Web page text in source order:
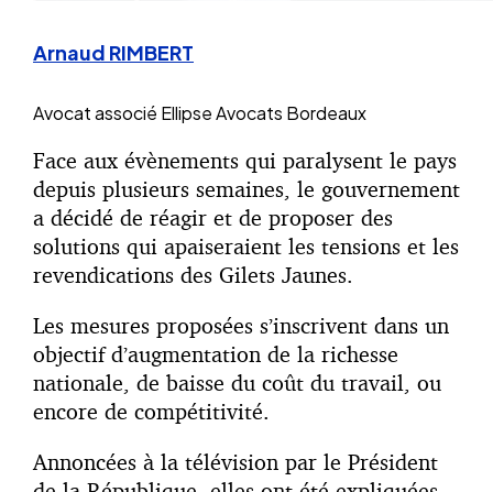
Arnaud RIMBERT
Avocat associé Ellipse Avocats Bordeaux
Face aux évènements qui paralysent le pays
depuis plusieurs semaines, le gouvernement
a décidé de réagir et de proposer des
solutions qui apaiseraient les tensions et les
revendications des Gilets Jaunes.
Les mesures proposées s’inscrivent dans un
objectif d’augmentation de la richesse
nationale, de baisse du coût du travail, ou
encore de compétitivité.
Annoncées à la télévision par le Président